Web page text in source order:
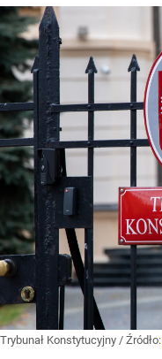
Trybunał Konstytucyjny / Źródło: